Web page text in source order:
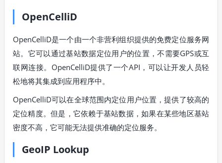
OpenCelliD
OpenCelliD是一个由一个非营利组织提供的免费定位服务网
站。它可以通过基站数据定位用户的位置，不需要GPS或互
联网连接。OpenCelliD提供了一个API，可以让开发人员轻
松地将其集成到应用程序中。
OpenCelliD可以在全球范围内定位用户位置，提供了较高的
定位精度。但是，它依赖于基站数据，如果在某些地区基站
密度不高，它可能无法提供准确的定位服务。
GeoIP Lookup